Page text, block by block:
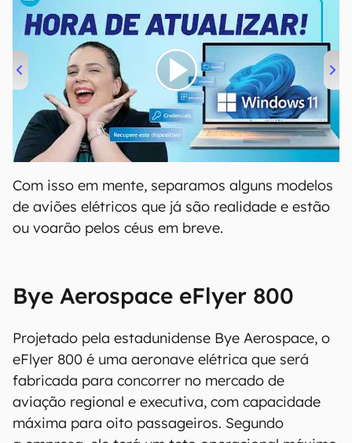
00:00 04:52
Com isso em mente, separamos alguns modelos
de aviões elétricos que já são realidade e estão
ou voarão pelos céus em breve.
Bye Aerospace eFlyer 800
Projetado pela estadunidense Bye Aerospace, o
eFlyer 800 é uma aeronave elétrica que será
fabricada para concorrer no mercado de
aviação regional e executiva, com capacidade
máxima para oito passageiros. Segundo